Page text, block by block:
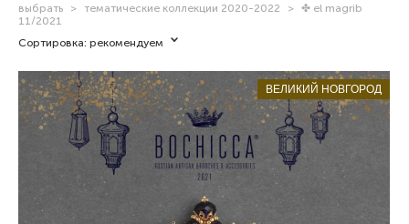
выбрать > тематические коллекции 2020-2022 > ✤ el magrib
11/2021
Сортировка: рекомендуем
ВЕЛИКИЙ НОВГОРОД